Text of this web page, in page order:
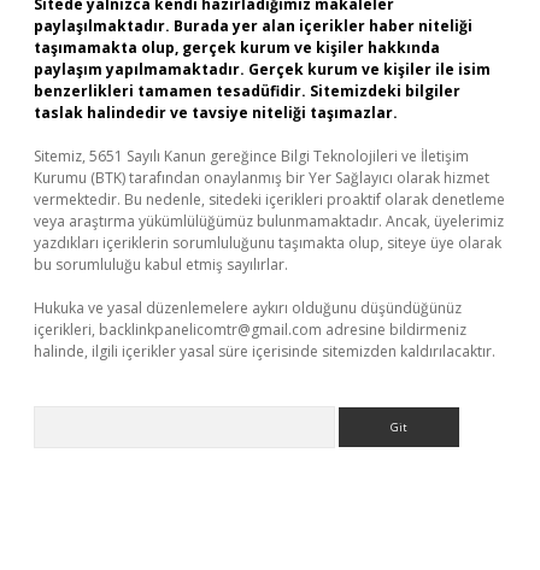
Sitede yalnızca kendi hazırladığımız makaleler
paylaşılmaktadır. Burada yer alan içerikler haber niteliği
taşımamakta olup, gerçek kurum ve kişiler hakkında
paylaşım yapılmamaktadır. Gerçek kurum ve kişiler ile isim
benzerlikleri tamamen tesadüfidir. Sitemizdeki bilgiler
taslak halindedir ve tavsiye niteliği taşımazlar.
Sitemiz, 5651 Sayılı Kanun gereğince Bilgi Teknolojileri ve İletişim
Kurumu (BTK) tarafından onaylanmış bir Yer Sağlayıcı olarak hizmet
vermektedir. Bu nedenle, sitedeki içerikleri proaktif olarak denetleme
veya araştırma yükümlülüğümüz bulunmamaktadır. Ancak, üyelerimiz
yazdıkları içeriklerin sorumluluğunu taşımakta olup, siteye üye olarak
bu sorumluluğu kabul etmiş sayılırlar.
Hukuka ve yasal düzenlemelere aykırı olduğunu düşündüğünüz
içerikleri, backlinkpanelicomtr@gmail.com adresine bildirmeniz
halinde, ilgili içerikler yasal süre içerisinde sitemizden kaldırılacaktır.